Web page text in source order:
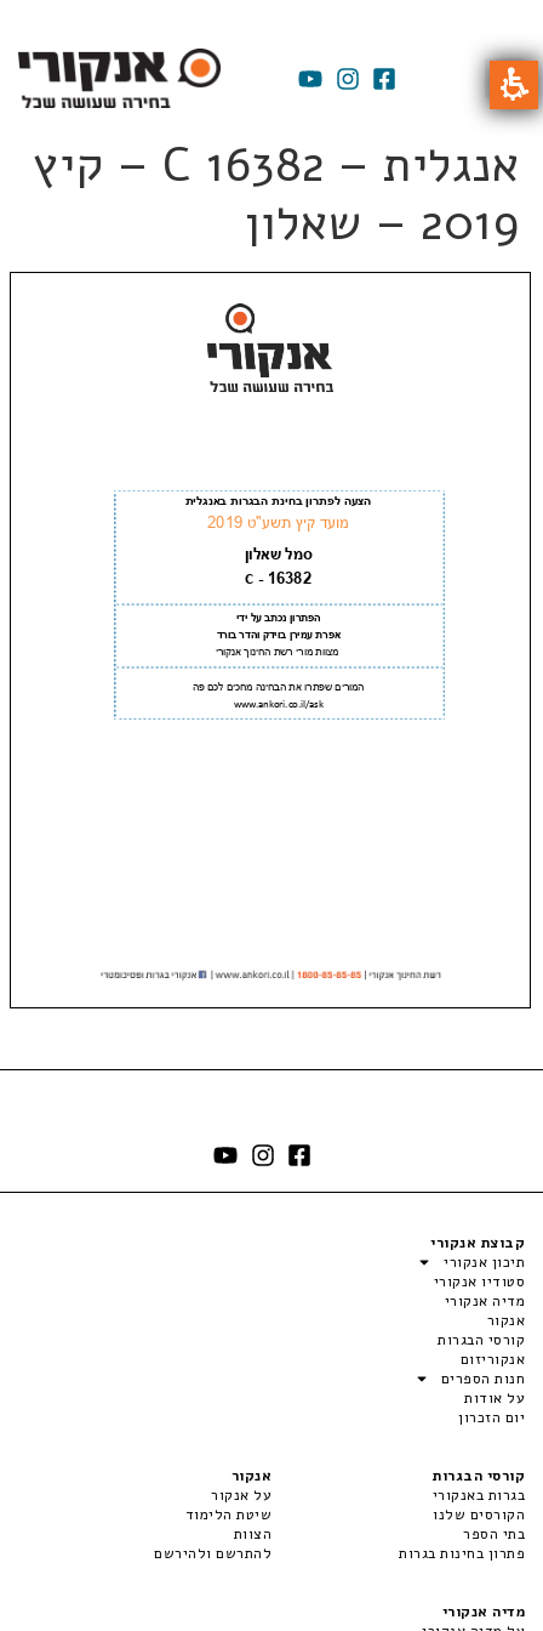
אנגלית – C 16382 – קיץ
2019 – שאלון
קבוצת אנקורי
תיכון אנקורי
סטודיו אנקורי
מדיה אנקורי
אנקור
קורסי הבגרות
אנקוריזום
חנות הספרים
על אודות
יום הזכרון
קורסי הבגרות
בגרות באנקורי
הקורסים שלנו
בתי הספר
פתרון בחינות בגרות
אנקור
על אנקור
שיטת הלימוד
הצוות
להתרשם ולהירשם
מדיה אנקורי